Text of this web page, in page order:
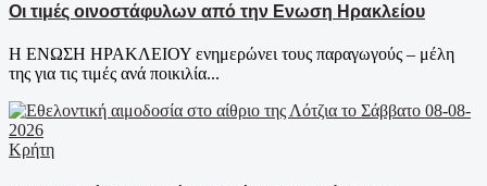
Οι τιμές οινοστάφυλων από την Ενωση Ηρακλείου
Η ΕΝΩΣΗ ΗΡΑΚΛΕΙΟΥ ενημερώνει τους παραγωγούς – μέλη
της για τις τιμές ανά ποικιλία...
Κρήτη